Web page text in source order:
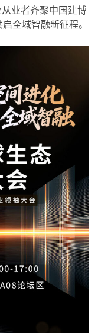
业者齐聚中国建博
全域智融新征程。